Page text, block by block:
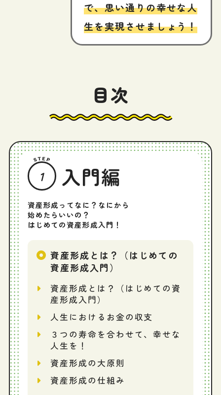
で、思い通りの幸せな人
生を実現させましょう！
目次
1 入門編
資産形成ってなに？なにから
始めたらいいの？
はじめての資産形成入門！
資産形成とは？（はじめての
資産形成入門）
資産形成とは？（はじめての資
産形成入門）
人生におけるお金の収支
３つの寿命を合わせて、幸せな
人生を！
資産形成の大原則
資産形成の仕組み